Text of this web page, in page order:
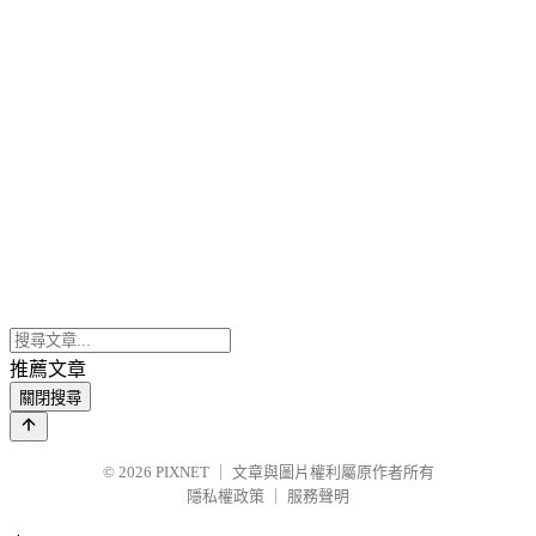
推薦文章
關閉搜尋
© 2026 PIXNET
文章與圖片權利屬原作者所有
隱私權政策
服務聲明